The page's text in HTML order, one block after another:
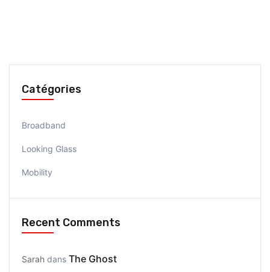
Catégories
Broadband
Looking Glass
Mobility
Recent Comments
Sarah dans The Ghost